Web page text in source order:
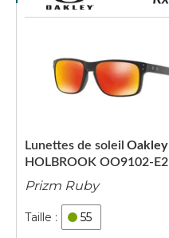
HOLBROOK OO9102-E2
Lunettes de soleil Oakley
Prizm Ruby
55